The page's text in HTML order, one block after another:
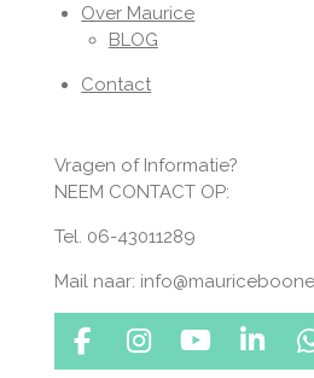
Over Maurice
BLOG
Contact
Vragen of Informatie?
NEEM CONTACT OP:
Tel. 06-43011289
Mail naar:
F
I
Y
L